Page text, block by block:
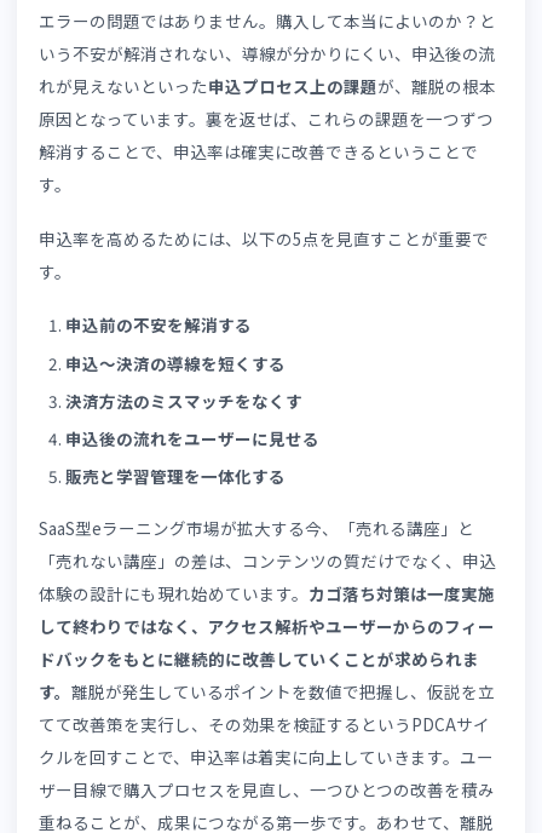
最後に見直したいのが、eラーニング販売に適したシステ
を使っているか
う、修了条件や学習進捗を一元管理できない、法人向けの
括申込やグループ管理に対応できないといった問題が起き
すくなります。また、受講者が購入後にログイン先が変わ
など、システム間の連携不足がユーザー体験を損なう要因
もなります。こうしたシステム上の制約は、運営側の手間
増やすだけでなく、受講者の離脱にもつながります。
SaaS型eラーニングは、「販売」と「学習管理」が一体で
計されて初めて、スムーズな申込体験と継続的な利用が実
します。購入から受講開始、進捗管理、修了証発行までが
ームレスにつながることで、受講者の満足度が高まり、リ
ート購入や口コミによる新規獲得にもつながります。
システム選定の際は、👉「eラーニング販売の成功ポイン
ト」を踏まえて、自社の販売規模や受講者層に合った機能
揃っているか、将来的な拡張性があるかなども含めて総合
に判断することが大切です。